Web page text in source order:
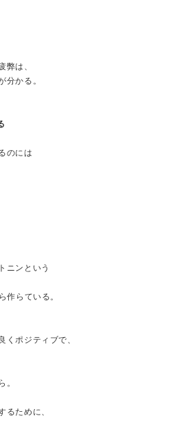
弊は、
分かる。
のには
ニンという
作らている。
くポジティブで、
。
るために、